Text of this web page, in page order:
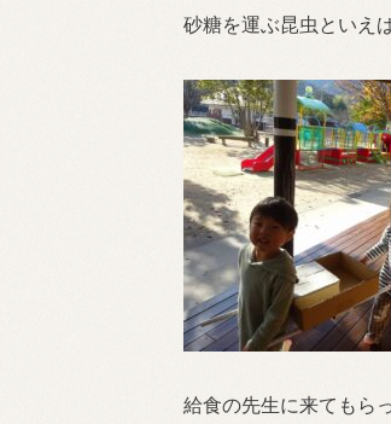
砂糖を運ぶ昆虫といえ
給食の先生に来てもら